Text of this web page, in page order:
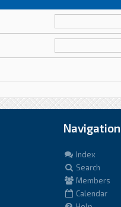
Navigation
Index
Search
Members
Calendar